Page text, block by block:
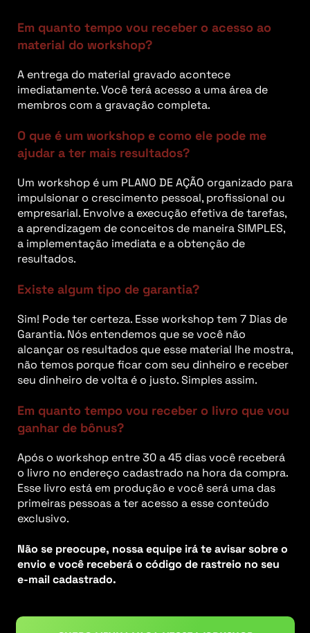
Em quanto tempo vou receber o acesso ao
material do workshop?
A entrega do material gravado acontece
imediatamente. Você terá acesso a uma área de
membros com a gravação completa.
O que é um workshop e como ele pode me
ajudar a ter mais resultados?
Um workshop é um PLANO DE AÇÃO organizado para
impulsionar o crescimento pessoal, profissional ou
empresarial. Envolve a execução efetiva de tarefas,
a aprendizagem de conceitos de maneira SIMPLES,
a implementação imediata e a obtenção de
resultados.
Existe algum tipo de garantia?
Sim! Pode ter certeza. Esse workshop tem 7 Dias de
Garantia. Nós entendemos que se você não
alcançar os resultados que esse material lhe mostra,
não temos porque ficar com seu dinheiro e receber
seu dinheiro de volta é o justo. Simples assim.
Em quanto tempo vou receber o livro que vou
ganhar de bônus?
Após o workshop entre 30 a 45 dias você receberá
o livro no endereço cadastrado na hora da compra.
Esse livro está em produção e você será uma das
primeiras pessoas a ter acesso a esse conteúdo
exclusivo.
Não se preocupe, nossa equipe irá te avisar sobre o
envio e você receberá o código de rastreio no seu
e-mail cadastrado.